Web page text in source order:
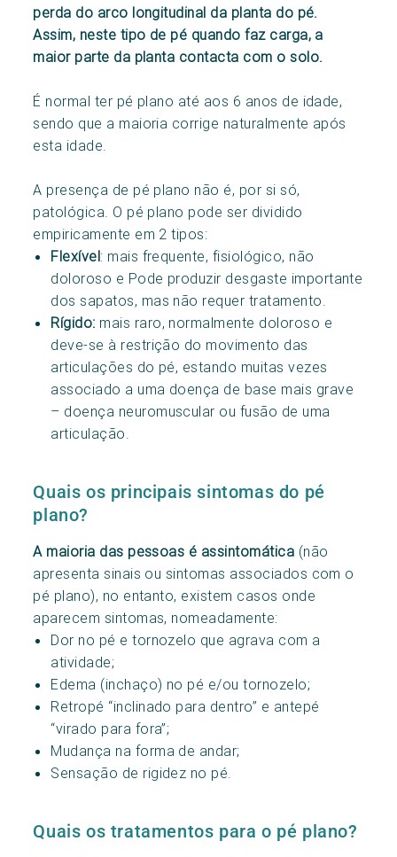
perda do arco longitudinal da planta do pé.
Assim, neste tipo de pé quando faz carga, a
maior parte da planta contacta com o solo.
É normal ter pé plano até aos 6 anos de idade,
sendo que a maioria corrige naturalmente após
esta idade.
A presença de pé plano não é, por si só,
patológica. O pé plano pode ser dividido
empiricamente em 2 tipos:
Flexível: mais frequente, fisiológico, não
doloroso e Pode produzir desgaste importante
dos sapatos, mas não requer tratamento.
Rígido: mais raro, normalmente doloroso e
deve-se à restrição do movimento das
articulações do pé, estando muitas vezes
associado a uma doença de base mais grave
– doença neuromuscular ou fusão de uma
articulação.
Quais os principais sintomas do pé
plano?
A maioria das pessoas é assintomática (não
apresenta sinais ou sintomas associados com o
pé plano), no entanto, existem casos onde
aparecem sintomas, nomeadamente:
Dor no pé e tornozelo que agrava com a
atividade;
Edema (inchaço) no pé e/ou tornozelo;
Retropé “inclinado para dentro” e antepé
“virado para fora”;
Mudança na forma de andar;
Sensação de rigidez no pé.
Quais os tratamentos para o pé plano?